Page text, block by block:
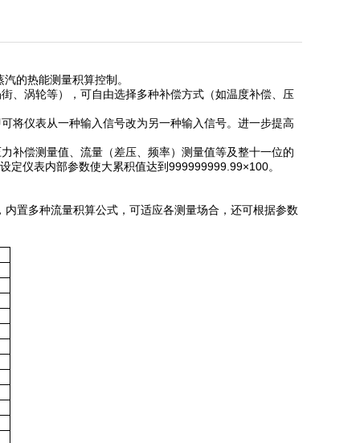
的热能测量积算控制。
、涡轮等），可自由选择多种补偿方式（如温度补偿、压
将仪表从一种输入信号改为另一种输入信号。进一步提高
补偿测量值、流量（差压、频率）测量值等及整十一位的
仪表内部参数使大累积值达到999999999.99×100。
置多种流量积算公式，可适应各测量场合，还可根据参数